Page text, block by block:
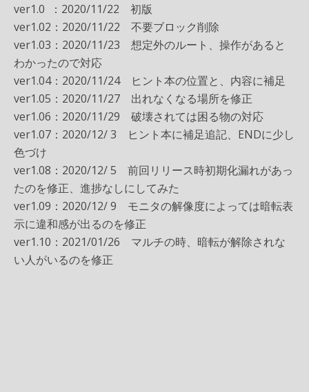
ver1.0 ：2020/11/22 初版
ver1.02：2020/11/22 不要ブロック削除
ver1.03：2020/11/23 想定外のルート、操作があると
わかったので対応
ver1.04：2020/11/24 ヒント本の位置と、内容に補足
ver1.05：2020/11/27 出れなくなる場所を修正
ver1.06：2020/11/29 破壊されては困る物の対応
ver1.07：2020/12/ 3 ヒント本に補足追記、ENDに少し
色づけ
ver1.08：2020/12/ 5 前回リリース時初期化漏れがあっ
たのを修正、進捗なしにしてみた
ver1.09：2020/12/ 9 モニタの解像度によっては暗転表
示に違和感が出るのを修正
ver1.10：2021/01/26 マルチの時、暗転が解除されな
い人がいるのを修正